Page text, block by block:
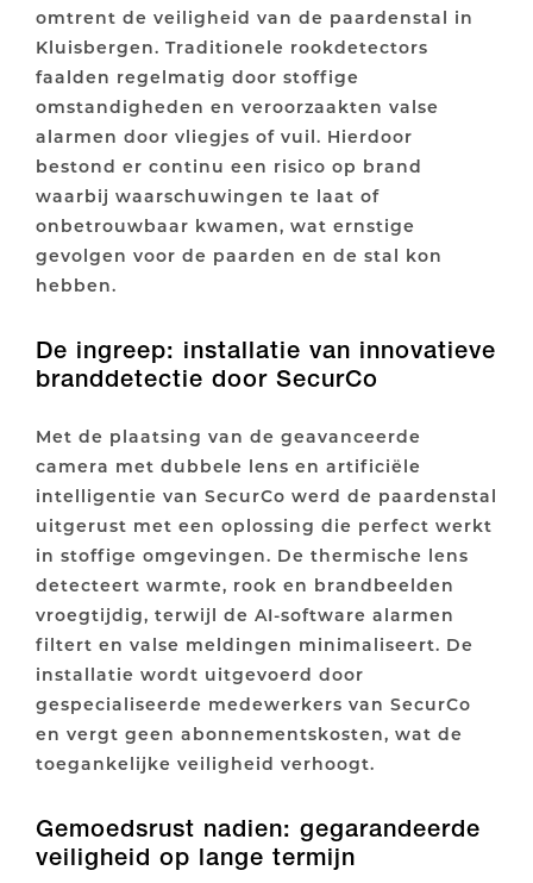
omtrent de veiligheid van de paardenstal in
Kluisbergen. Traditionele rookdetectors
faalden regelmatig door stoffige
omstandigheden en veroorzaakten valse
alarmen door vliegjes of vuil. Hierdoor
bestond er continu een risico op brand
waarbij waarschuwingen te laat of
onbetrouwbaar kwamen, wat ernstige
gevolgen voor de paarden en de stal kon
hebben.
De ingreep: installatie van innovatieve
branddetectie door SecurCo
Met de plaatsing van de geavanceerde
camera met dubbele lens en artificiële
intelligentie van SecurCo werd de paardenstal
uitgerust met een oplossing die perfect werkt
in stoffige omgevingen. De thermische lens
detecteert warmte, rook en brandbeelden
vroegtijdig, terwijl de AI-software alarmen
filtert en valse meldingen minimaliseert. De
installatie wordt uitgevoerd door
gespecialiseerde medewerkers van SecurCo
en vergt geen abonnementskosten, wat de
toegankelijke veiligheid verhoogt.
Gemoedsrust nadien: gegarandeerde
veiligheid op lange termijn